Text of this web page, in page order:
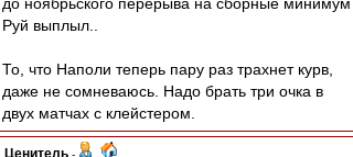
Руй выплыл..
То, что Наполи теперь пару раз трахнет курв,
даже не сомневаюсь. Надо брать три очка в
двух матчах с клейстером.
Ценитель -